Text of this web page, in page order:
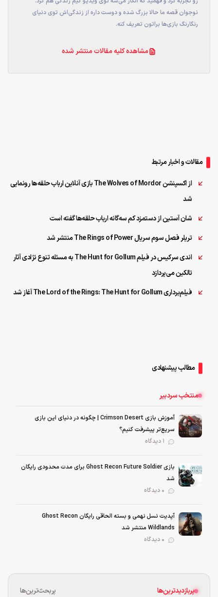
نوجوان قصه ما حالا بزرگ شده و دوست داره از زندگی‌اش توی دنیای
رنگارنگ بازی‌ها براتون تعریف کنه.
مشاهده کلیه مقالات منتشر شده
مقالات و اخبار مرتبط
از اکسپنشن The Wolves of Mordor بازی آنلاین ارباب حلقه‌ها رونمایی
شد
شان آستین از دستمزد کم سه‌گانه ارباب حلقه‌ها گفته است
تریلر فصل سوم سریال The Rings of Power منتشر شد
اندی سرکیس در فیلم The Hunt for Gollum به مسئله تنوع نژادی آثار
تالکین می‌پردازد
فیلم‌برداری The Lord of the Rings: The Hunt for Gollum آغاز شد
مطالب پیشنهادی
منتخب سردبیر
آموزش بازی Crimson Desert | چگونه در دنیای این بازی
سریع‌تر پیشرفت کنیم؟
بازی Ghost Recon Future Soldier برای مدت محدودی رایگان
شد
آپدیت نسل نهمی و بسته الحاقی رایگان Ghost Recon
Wildlands منتشر شد
پربازدیدترین‌ها پربحث‌ترین‌ها